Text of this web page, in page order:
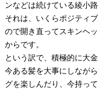
ンなどは続けている綾小路
それは、いくらポジティ
ので開き直ってスキンヘ
からです。
という訳で、積極的に大
今ある髪を大事にしなが
グを楽しんだり、今持っ